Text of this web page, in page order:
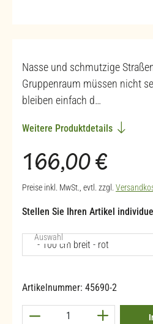
Nasse und schmutzige
Gruppenraum müssen nicht
bleiben einfach d…
Weitere Produktdetails
Regulärer Preis:
166,00 €
Preise inkl. MwSt., evtl. zzgl.
Stellen Sie Ihren Artikel
Auswahlauswählen
Artikelnummer: 45690-2
Produkt Anzahl: Gib